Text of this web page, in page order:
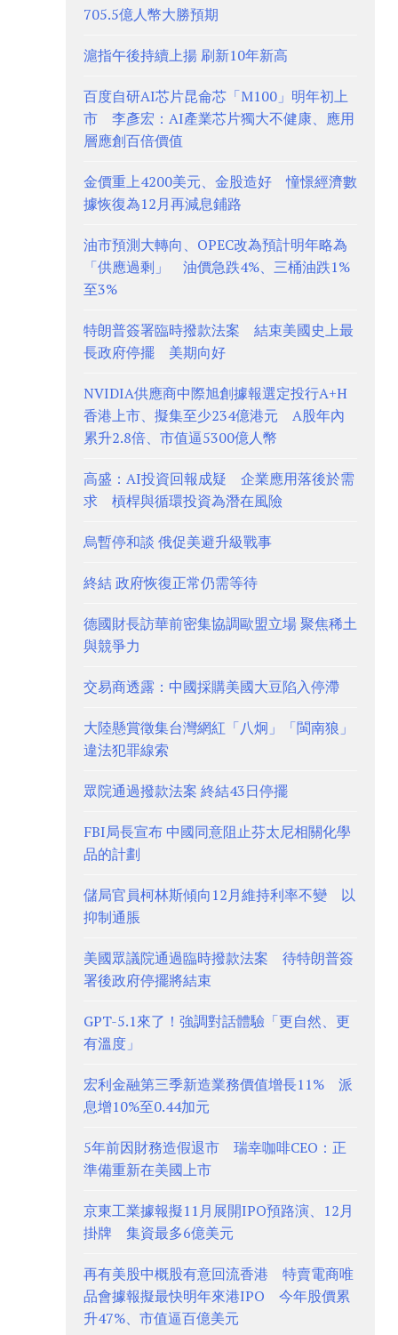
705.5億人幣大勝預期
滬指午後持續上揚 刷新10年新高
百度自研AI芯片昆侖芯「M100」明年初上
市 李彥宏：AI產業芯片獨大不健康、應用
層應創百倍價值
金價重上4200美元、金股造好 憧憬經濟數
據恢復為12月再減息鋪路
油市預測大轉向、OPEC改為預計明年略為
「供應過剩」 油價急跌4%、三桶油跌1%
至3%
特朗普簽署臨時撥款法案 結束美國史上最
長政府停擺 美期向好
NVIDIA供應商中際旭創據報選定投行A+H
香港上市、擬集至少234億港元 A股年內
累升2.8倍、市值逼5300億人幣
高盛：AI投資回報成疑 企業應用落後於需
求 槓桿與循環投資為潛在風險
烏暫停和談 俄促美避升級戰事
終結 政府恢復正常仍需等待
德國財長訪華前密集協調歐盟立場 聚焦稀土
與競爭力
交易商透露：中國採購美國大豆陷入停滯
大陸懸賞徵集台灣網紅「八炯」「閩南狼」
違法犯罪線索
眾院通過撥款法案 終結43日停擺
FBI局長宣布 中國同意阻止芬太尼相關化學
品的計劃
儲局官員柯林斯傾向12月維持利率不變 以
抑制通脹
美國眾議院通過臨時撥款法案 待特朗普簽
署後政府停擺將結束
GPT-5.1來了！強調對話體驗「更自然、更
有溫度」
宏利金融第三季新造業務價值增長11% 派
息增10%至0.44加元
5年前因財務造假退市 瑞幸咖啡CEO：正
準備重新在美國上市
京東工業據報擬11月展開IPO預路演、12月
掛牌 集資最多6億美元
再有美股中概股有意回流香港 特賣電商唯
品會據報擬最快明年來港IPO 今年股價累
升47%、市值逼百億美元